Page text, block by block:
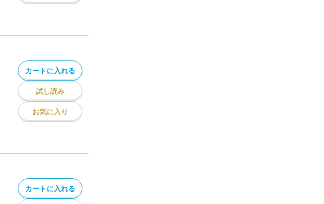
カートに入れる
試し読み
お気に入り
カートに入れる